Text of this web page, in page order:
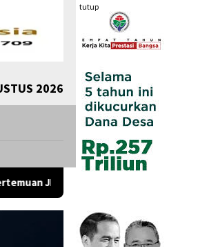
tutup
2026
Komunitas Komunikolog, Presiden